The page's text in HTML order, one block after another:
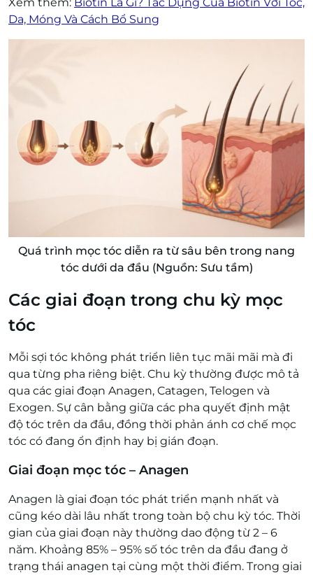
Da, Móng Và Cách Bổ Sung
Quá trình mọc tóc diễn ra từ sâu bên trong nang
tóc dưới da đầu (Nguồn: Sưu tầm)
Các giai đoạn trong chu kỳ mọc
tóc
Mỗi sợi tóc không phát triển liên tục mãi mãi mà đi
qua từng pha riêng biệt. Chu kỳ thường được mô tả
qua các giai đoạn Anagen, Catagen, Telogen và
Exogen. Sự cân bằng giữa các pha quyết định mật
độ tóc trên da đầu, đồng thời phản ánh cơ chế mọc
tóc có đang ổn định hay bị gián đoạn.
Giai đoạn mọc tóc – Anagen
Anagen là giai đoạn tóc phát triển mạnh nhất và
cũng kéo dài lâu nhất trong toàn bộ chu kỳ tóc. Thời
gian của giai đoạn này thường dao động từ 2 – 6
năm. Khoảng 85% – 95% số tóc trên da đầu đang ở
trạng thái anagen tại cùng một thời điểm. Trong giai